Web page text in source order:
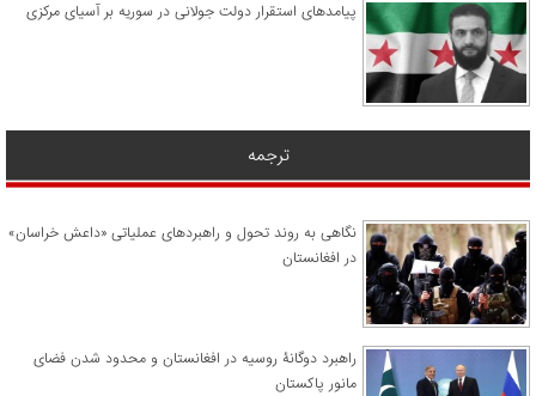
پیامدهای استقرار دولت جولانی در سوریه بر آسیای مرکزی
ترجمه
نگاهی به روند تحول و راهبردهای عملیاتی «داعش خراسان»
در افغانستان
راهبرد دوگانۀ روسیه در افغانستان و محدود شدن فضای
مانور پاکستان